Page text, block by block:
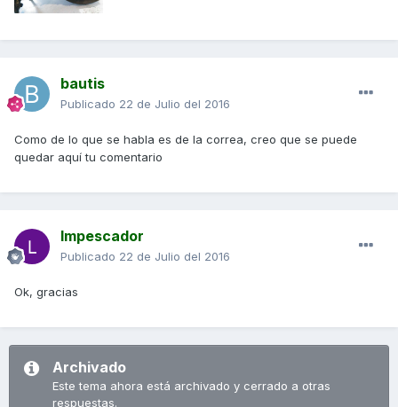
bautis
Publicado 22 de Julio del 2016
Como de lo que se habla es de la correa, creo que se puede
quedar aquí tu comentario
lmpescador
Publicado 22 de Julio del 2016
Ok, gracias
Archivado
Este tema ahora está archivado y cerrado a otras
respuestas.